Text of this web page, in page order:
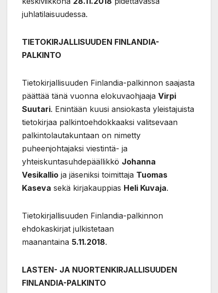
juhlatilaisuudessa.
TIETOKIRJALLISUUDEN FINLANDIA-
PALKINTO
Tietokirjallisuuden Finlandia-palkinnon saajasta
päättää tänä vuonna elokuvaohjaaja Virpi
Suutari. Enintään kuusi ansiokasta yleistajuista
tietokirjaa palkintoehdokkaaksi valitsevaan
palkintolautakuntaan on nimetty
puheenjohtajaksi viestintä- ja
yhteiskuntasuhdepäällikkö Johanna
Vesikallio ja jäseniksi toimittaja Tuomas
Kaseva sekä kirjakauppias Heli Kuvaja.
Tietokirjallisuuden Finlandia-palkinnon
ehdokaskirjat julkistetaan
maanantaina 5.11.2018.
LASTEN- JA NUORTENKIRJALLISUUDEN
FINLANDIA-PALKINTO